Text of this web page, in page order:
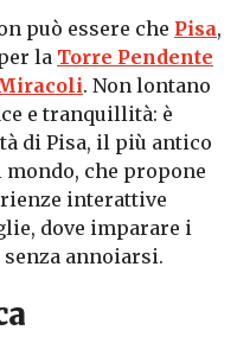
può essere che Pisa,
la Torre Pendente
. Non lontano
e tranquillità: è
di Pisa, il più antico
che propone
interattive
dove imparare i
annoiarsi.